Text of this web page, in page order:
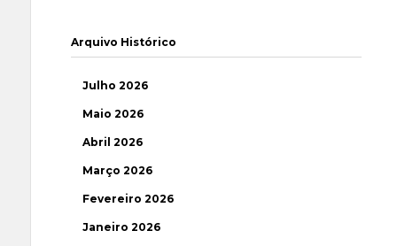
Arquivo Histórico
Julho 2026
Maio 2026
Abril 2026
Março 2026
Fevereiro 2026
Janeiro 2026